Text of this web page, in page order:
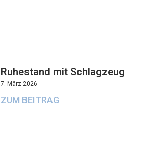
Ruhestand mit Schlagzeug
7. März 2026
ZUM BEITRAG